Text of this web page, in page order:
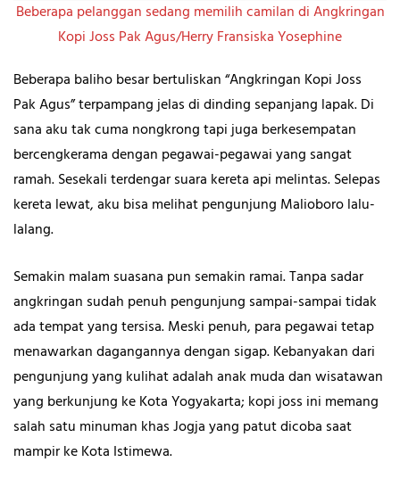
Beberapa pelanggan sedang memilih camilan di Angkringan
Kopi Joss Pak Agus/Herry Fransiska Yosephine
Beberapa baliho besar bertuliskan “Angkringan Kopi Joss
Pak Agus” terpampang jelas di dinding sepanjang lapak. Di
sana aku tak cuma nongkrong tapi juga berkesempatan
bercengkerama dengan pegawai-pegawai yang sangat
ramah. Sesekali terdengar suara kereta api melintas. Selepas
kereta lewat, aku bisa melihat pengunjung Malioboro lalu-
lalang.
Semakin malam suasana pun semakin ramai. Tanpa sadar
angkringan sudah penuh pengunjung sampai-sampai tidak
ada tempat yang tersisa. Meski penuh, para pegawai tetap
menawarkan dagangannya dengan sigap. Kebanyakan dari
pengunjung yang kulihat adalah anak muda dan wisatawan
yang berkunjung ke Kota Yogyakarta; kopi joss ini memang
salah satu minuman khas Jogja yang patut dicoba saat
mampir ke Kota Istimewa.